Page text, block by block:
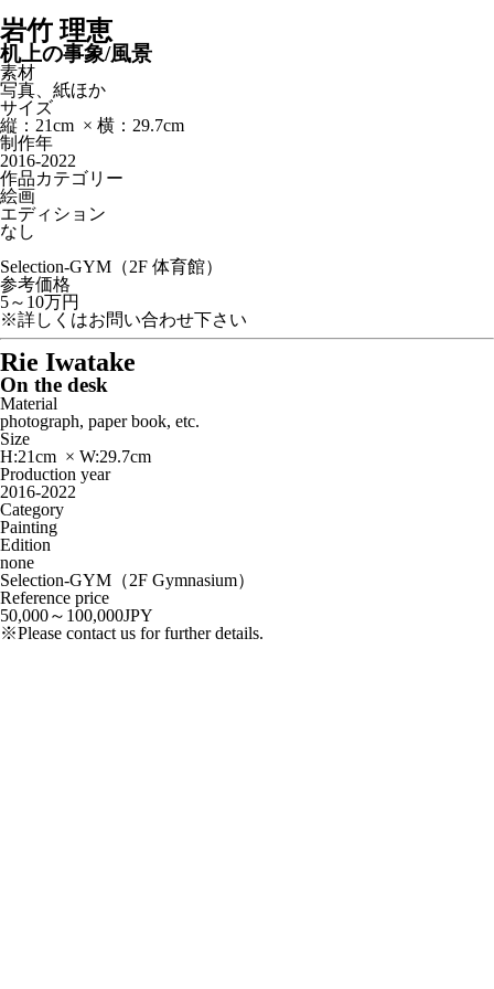
岩竹 理恵
机上の事象/風景
素材
写真、紙ほか
サイズ
縦：21cm × 横：29.7cm
制作年
2016-2022
作品カテゴリー
絵画
エディション
なし
Selection-GYM（2F 体育館）
参考価格
5～10万円
※詳しくはお問い合わせ下さい
Rie Iwatake
On the desk
Material
photograph, paper book, etc.
Size
H:21cm × W:29.7cm
Production year
2016-2022
Category
Painting
Edition
none
Selection-GYM（2F Gymnasium）
Reference price
50,000～100,000JPY
※Please contact us for further details.